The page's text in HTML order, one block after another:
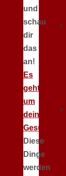
und
schau
dir
das
an!
Es
geht
um
deine
Gesundheit
Diese
Dinge
werden